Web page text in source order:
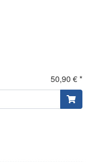
50,90 € *